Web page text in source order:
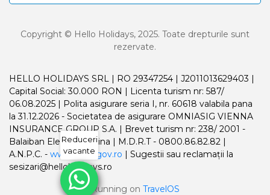
Copyright © Hello Holidays, 2025. Toate drepturile sunt
rezervate.
HELLO HOLIDAYS SRL | RO 29347254 | J2011013629403 |
Capital Social: 30.000 RON | Licenta turism nr: 587/
06.08.2025 | Polita asigurare seria I, nr. 60618 valabila pana
la 31.12.2026 - Societatea de asigurare OMNIASIG VIENNA
INSURANCE GROUP S.A. | Brevet turism nr: 238/ 2001 -
Balaiban Elena Madalina | M.D.R.T - 0800.86.82.82 |
A.N.P.C. - www.anpc.gov.ro | Sugestii sau reclamații la
sesizari@helloholidays.ro
Running on TravelOS
Reduceri
vacante